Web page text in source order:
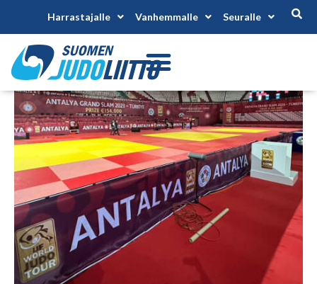
Harrastajalle Vanhemmalle Seuralle